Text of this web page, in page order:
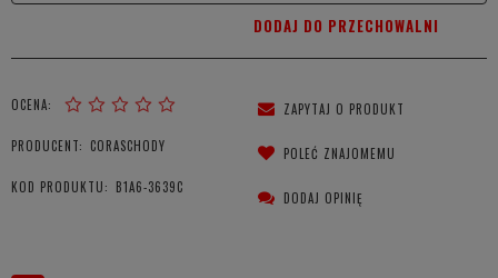
DODAJ DO PRZECHOWALNI
OCENA:
PRODUCENT: CORASCHODY
KOD PRODUKTU: B1A6-3639C
ZAPYTAJ O PRODUKT
POLEĆ ZNAJOMEMU
DODAJ OPINIĘ